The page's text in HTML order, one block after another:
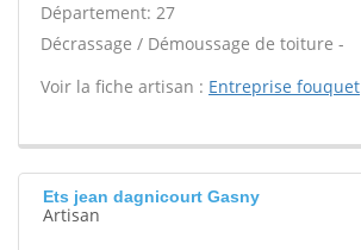
Département: 27
Décrassage / Démoussage de toiture -
Voir la fiche artisan : Entreprise fouquet
Ets jean dagnicourt Gasny
Artisan